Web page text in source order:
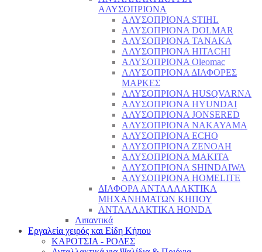
ΑΛΥΣΟΠΡΙΟΝΑ
ΑΛΥΣΟΠΡΙΟΝΑ STIHL
ΑΛΥΣΟΠΡΙΟΝΑ DOLMAR
ΑΛΥΣΟΠΡΙΟΝΑ TANAKA
ΑΛΥΣΟΠΡΙΟΝΑ HITACHI
ΑΛΥΣΟΠΡΙΟΝΑ Oleomac
ΑΛΥΣΟΠΡΙΟΝΑ ΔΙΑΦΟΡΕΣ
ΜΑΡΚΕΣ
ΑΛΥΣΟΠΡΙΟΝΑ HUSQVARNA
ΑΛΥΣΟΠΡΙΟΝΑ HYUNDAI
ΑΛΥΣΟΠΡΙΟΝΑ JONSERED
ΑΛΥΣΟΠΡΙΟΝΑ NAKAYAMA
ΑΛΥΣΟΠΡΙΟΝΑ ECHO
ΑΛΥΣΟΠΡΙΟΝΑ ZENOAH
ΑΛΥΣΟΠΡΙΟΝΑ MAKITA
ΑΛΥΣΟΠΡΙΟΝΑ SHINDAIWA
ΑΛΥΣΟΠΡΙΟΝΑ HOMELITE
ΔΙΑΦΟΡΑ ΑΝΤΑΛΛΑΚΤΙΚΑ
ΜΗΧΑΝΗΜΑΤΩΝ ΚΗΠΟΥ
ΑΝΤΑΛΛΑΚΤΙΚΑ HONDA
Λιπαντικά
Εργαλεία χειρός και Είδη Κήπου
ΚΑΡΟΤΣΙΑ - ΡΟΔΕΣ